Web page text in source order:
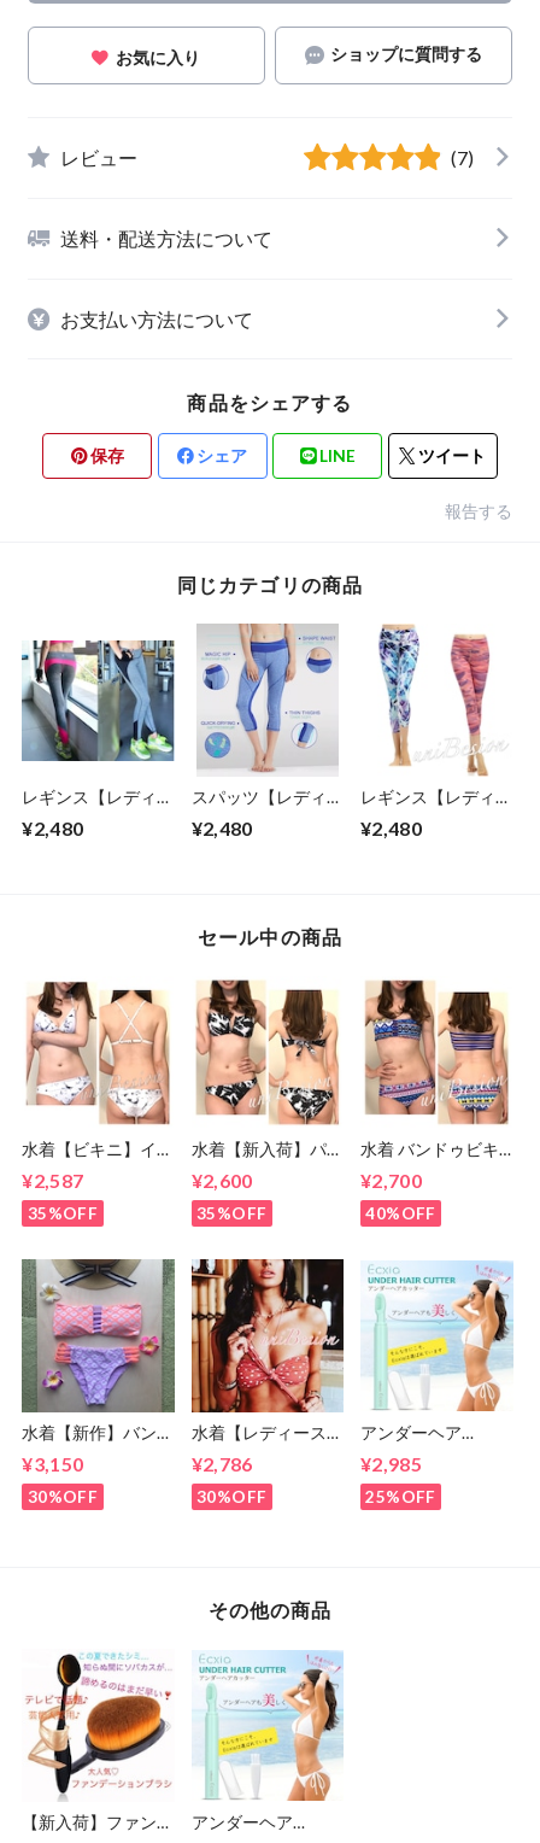
お気に入り ショップに質問する
レビュー (7)
送料・配送方法について
お支払い方法について
商品をシェアする
保存 シェア LINE ツイート
報告する
同じカテゴリの商品
レギンス【レディー
ス】ヨガウェア ヨ
ガレギンス スパッ
¥2,480
スパッツ【レディー
ス】レギンス ヨガ
ウェア ヨガレギン
¥2,480
レギンス【レディー
ス】ヨガウェア ジ
ムウェア ブルー /ピ
¥2,480
セール中の商品
水着【ビキニ】イン
サイズ(7号,9号)
¥2,587
35%OFF
水着【新入荷】パー
ノトーン S・Mサイ
ズ (7〜9号)
¥2,600
35%OFF
水着 バンドゥビキ
ニ ブルー (７号・９
号)
¥2,700
40%OFF
水着【新作】バンド
ゥビキニ/ピンクパ
ープル (7号・9号)
¥3,150
30%OFF
水着【レディース
】ドット柄 バンド
ゥビキニ S M(5号,7
号,9号)
¥2,786
30%OFF
アンダーヘア
【Ecxia】ヒートカ
ッター Vライン/ア
ンダーヘアー/お手
入れ/処理/アンダー
¥2,985
25%OFF
その他の商品
【新入荷】ファンデ
アンダーヘア